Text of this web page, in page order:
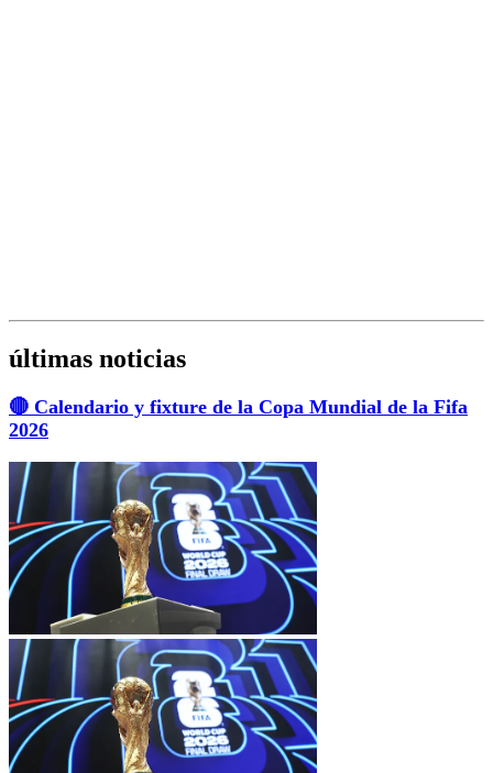
últimas noticias
🔴 Calendario y fixture de la Copa Mundial de la Fifa
2026